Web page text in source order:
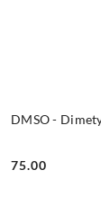
DMSO -
Cena:
75.00